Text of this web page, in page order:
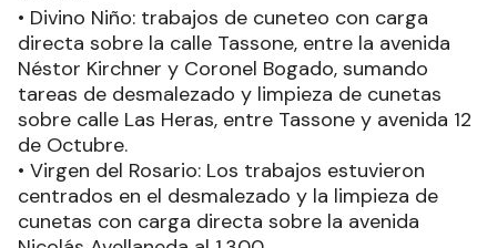
• Divino Niño: trabajos de cuneteo con carga
directa sobre la calle Tassone, entre la avenida
Néstor Kirchner y Coronel Bogado, sumando
tareas de desmalezado y limpieza de cunetas
sobre calle Las Heras, entre Tassone y avenida 12
de Octubre.
• Virgen del Rosario: Los trabajos estuvieron
centrados en el desmalezado y la limpieza de
cunetas con carga directa sobre la avenida